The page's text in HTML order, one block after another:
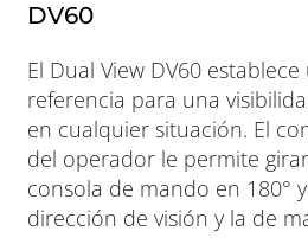
DV60
El Dual View DV60
referencia para una
en cualquier situación. El
del operador le permite
consola de mando en 180°
dirección de visión y la de